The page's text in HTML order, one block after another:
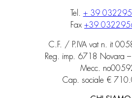
Tel. + 39
Fax +39
C.F. / P.IVA vat n. it
Reg. imp. 6718 Novara
Mecc.
Cap. sociale €